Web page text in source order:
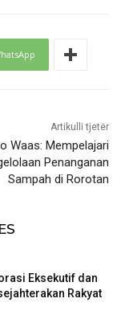
Artikulli tjetër
Waas: Mempelajari
Penanganan
Sampah di Rorotan
Eksekutif dan
Rakyat